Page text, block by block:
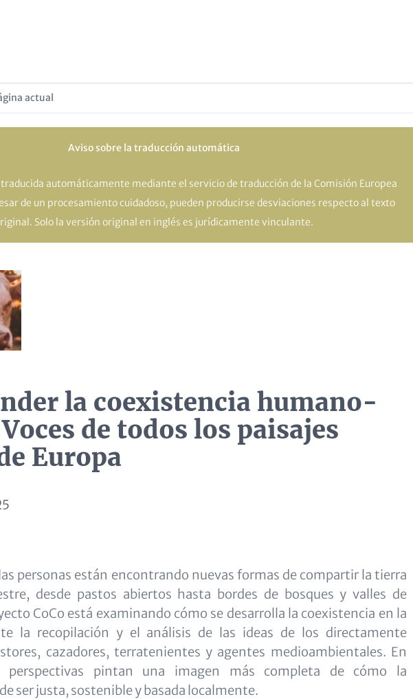
actual
Aviso sobre la traducción automática
automáticamente mediante el servicio de traducción de la Comisión Europea
de un procesamiento cuidadoso, pueden producirse desviaciones respecto al texto
Solo la versión original en inglés es jurídicamente vinculante.
la coexistencia humano-
de todos los paisajes
Europa
personas están encontrando nuevas formas de compartir la tierra
desde pastos abiertos hasta bordes de bosques y valles de
CoCo está examinando cómo se desarrolla la coexistencia en la
la recopilación y el análisis de las ideas de los directamente
cazadores, terratenientes y agentes medioambientales. En
perspectivas pintan una imagen más completa de cómo la
ser justa, sostenible y basada localmente.